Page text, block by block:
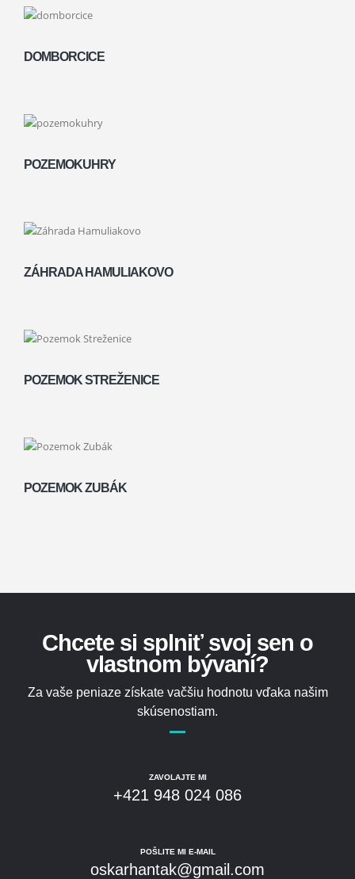
DOMBORCICE
POZEMOKUHRY
ZÁHRADA HAMULIAKOVO
POZEMOK STREŽENICE
POZEMOK ZUBÁK
Chcete si splniť svoj sen o
vlastnom bývaní?
Za vaše peniaze získate vačšiu hodnotu vďaka našim
skúsenostiam.
ZAVOLAJTE MI
+421 948 024 086
POŠLITE MI E-MAIL
oskarhantak@gmail.com